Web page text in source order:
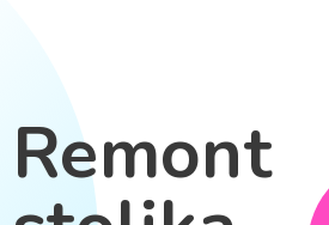
Remont